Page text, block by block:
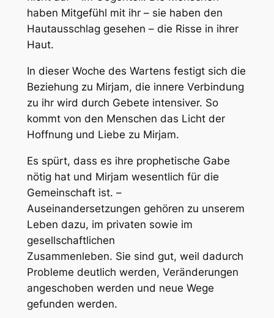
haben Mitgefühl mit ihr – sie haben den
Hautausschlag gesehen – die Risse in ihrer
Haut.
In dieser Woche des Wartens festigt sich die
Beziehung zu Mirjam, die innere Verbindung
zu ihr wird durch Gebete intensiver. So
kommt von den Menschen das Licht der
Hoffnung und Liebe zu Mirjam.
Es spürt, dass es ihre prophetische Gabe
nötig hat und Mirjam wesentlich für die
Gemeinschaft ist. –
Auseinandersetzungen gehören zu unserem
Leben dazu, im privaten sowie im
gesellschaftlichen
Zusammenleben. Sie sind gut, weil dadurch
Probleme deutlich werden, Veränderungen
angeschoben werden und neue Wege
gefunden werden.